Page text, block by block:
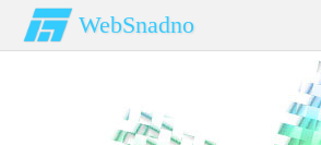
WebSnadno